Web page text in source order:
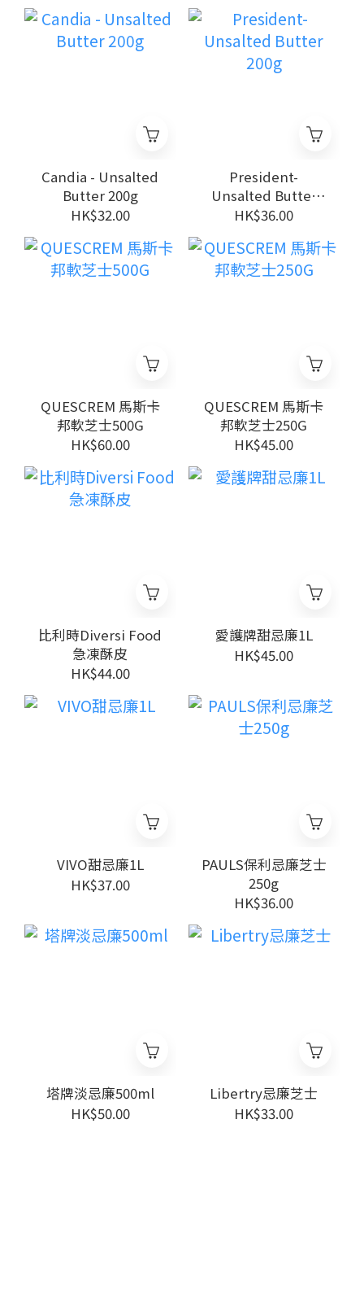
Candia - Unsalted
Butter 200g
HK$32.00
President-
Unsalted Butter
200g
HK$36.00
QUESCREM 馬斯卡
邦軟芝士500G
HK$60.00
QUESCREM 馬斯卡
邦軟芝士250G
HK$45.00
比利時Diversi Food
急凍酥皮
HK$44.00
愛護牌甜忌廉1L
HK$45.00
VIVO甜忌廉1L
HK$37.00
PAULS保利忌廉芝士
250g
HK$36.00
塔牌淡忌廉500ml
HK$50.00
Libertry忌廉芝士
HK$33.00